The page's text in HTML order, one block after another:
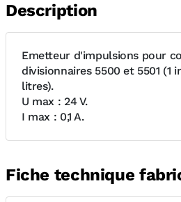
Description
Emetteur d'impulsions pour
divisionnaires 5500 et 5501 (1
litres).
U max : 24 V.
I max : 0,1 A.
Fiche technique